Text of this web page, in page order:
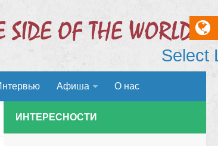
Афиша О нас
ИНТЕРЕСНОСТИ
Select